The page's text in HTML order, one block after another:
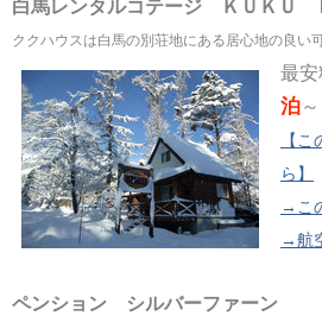
白馬レンタルコテージ ＫＵＫＵ
ククハウスは白馬の別荘地にある居心地の良い
最安
泊～
【
ら】
→こ
→航
ペンション シルバーファーン